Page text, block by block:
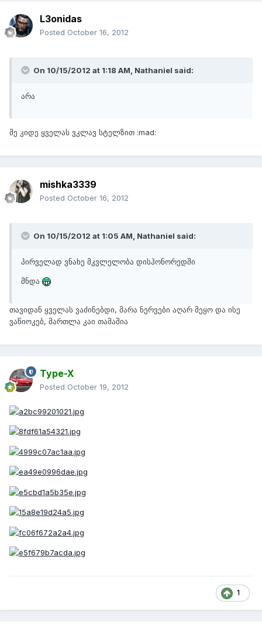
L3onidas
Posted October 16, 2012
On 10/15/2012 at 1:18 AM, Nathaniel said:
არა
მე კიდე ყველას ვკლავ სტელზით :mad:
mishka3339
Posted October 16, 2012
On 10/15/2012 at 1:05 AM, Nathaniel said:
პირველად ვნახე მკვლელობა დისჰონორედში
მნდა
თავიდან ყველას ვაძინებდი, მარა ნერვები აღარ მეყო და ისე
ვაწიოკებ, მართლა კაი თამაშია
Type-X
Posted October 19, 2012
1